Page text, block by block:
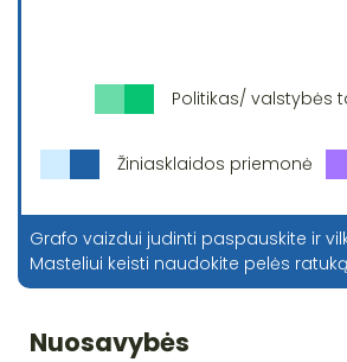
Politikas/ valstybės
Žiniasklaidos priemonė
Grafo vaizdui judinti paspauskite ir
Masteliui keisti naudokite pelės
Nuosavybės